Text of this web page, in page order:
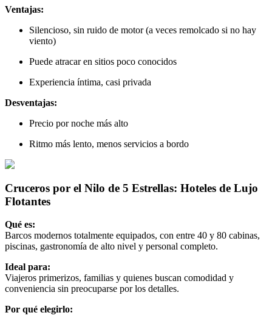
Ventajas:
Silencioso, sin ruido de motor (a veces remolcado si no hay
viento)
Puede atracar en sitios poco conocidos
Experiencia íntima, casi privada
Desventajas:
Precio por noche más alto
Ritmo más lento, menos servicios a bordo
Cruceros por el Nilo de 5 Estrellas: Hoteles de Lujo
Flotantes
Qué es:
Barcos modernos totalmente equipados, con entre 40 y 80 cabinas,
piscinas, gastronomía de alto nivel y personal completo.
Ideal para:
Viajeros primerizos, familias y quienes buscan comodidad y
conveniencia sin preocuparse por los detalles.
Por qué elegirlo: